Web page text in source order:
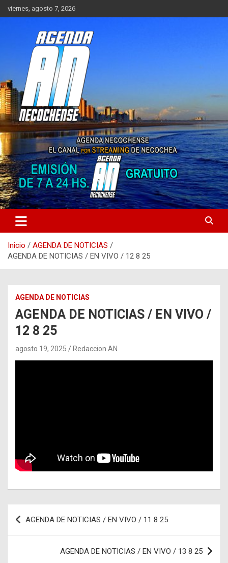
Saltar
al
viernes, agosto 7, 2026
AGENDA NECOCHENSE
Sitio de Noticias de Necochea y zona
Inicio
AGENDA DE NOTICIAS
AGENDA DE NOTICIAS / EN VIVO / 12 8 25
AGENDA DE NOTICIAS
AGENDA DE NOTICIAS / EN VIVO /
12 8 25
agosto 19, 2025 Redaccion AN
Navegación
de
AGENDA DE NOTICIAS / EN VIVO / 11 8 25
AGENDA DE NOTICIAS / EN VIVO / 13 8 25